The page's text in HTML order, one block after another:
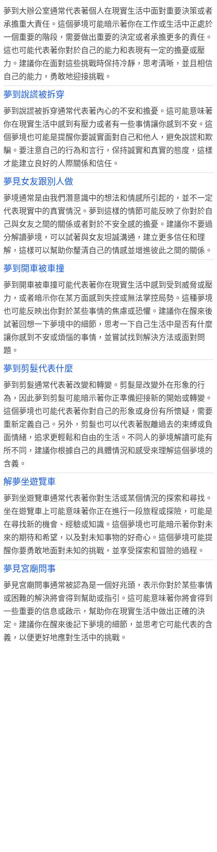
夢到大辦公室通常代表著個人在現實生活中面對重要決策或者
承擔重大責任。這個夢境可能暗示著你在工作或生活中正處於
一個重要的階段，需要做出重要的決定或者承擔更多的責任。
這也可能代表著你對於自己的能力和表現有一定的擔憂或壓
力。建議你在面對這些挑戰時保持冷靜，思考清晰，並且相信
自己的能力，勇敢地迎接挑戰。
夢到說謊被拆穿
夢到說謊被拆穿通常代表著內心的不安和擔憂。這可能意味著
你在現實生活中感到有壓力或者有一些事情讓你感到不安。這
個夢境也可能是提醒你要誠實面對自己和他人，避免說謊和欺
騙。要注意自己的行為和言行，保持誠實和真實的態度，這樣
才能建立良好的人際關係和信任。
夢見女友跟別人做
夢境通常是由我們潛意識中的想法和情感所引起的，並不一定
代表現實中的真實情況。夢到這樣的情節可能反映了你對於自
己與女友之間的關係或者對於不安全感的擔憂。建議你不要過
分解讀夢境，可以試著與女友坦誠溝通，建立更多信任和理
解，這樣可以幫助你釐清自己的情感並增進彼此之間的關係。
夢到開車被車撞
夢到開車被車撞可能代表著你在現實生活中感到受到威脅或壓
力，或者暗示你在某方面感到失控或無法掌控局勢。這種夢境
也可能反映出你對於某些事情的焦慮或恐懼。建議你在醒來後
試著回想一下夢境中的細節，思考一下自己生活中是否有什麼
讓你感到不安或煩惱的事情，並嘗試找到解決方法或面對問
題。
夢到剪髮代表什麼
夢到剪髮通常代表著改變和轉變。剪髮是改變外在形象的行
為，因此夢到剪髮可能暗示著你正準備迎接新的開始或轉變。
這個夢境也可能代表著你對自己的形象或身份有所懷疑，需要
重新定義自己。另外，剪髮也可以代表著脫離過去的束縛或負
面情緒，追求更輕鬆和自由的生活。不同人的夢境解讀可能有
所不同，建議你根據自己的具體情況和感受來理解這個夢境的
含義。
解夢坐遊覽車
夢到坐遊覽車通常代表著你對生活或某個情況的探索和尋找。
坐在遊覽車上可能意味著你正在進行一段旅程或探險，可能是
在尋找新的機會、經驗或知識。這個夢境也可能暗示著你對未
來的期待和希望，以及對未知事物的好奇心。這個夢境可能提
醒你要勇敢地面對未知的挑戰，並享受探索和冒險的過程。
夢見宮廟問事
夢見宮廟問事通常被認為是一個好兆頭，表示你對於某些事情
或困難的解決將會得到幫助或指引。這可能意味著你將會得到
一些重要的信息或啟示，幫助你在現實生活中做出正確的決
定。建議你在醒來後記下夢境的細節，並思考它可能代表的含
義，以便更好地應對生活中的挑戰。